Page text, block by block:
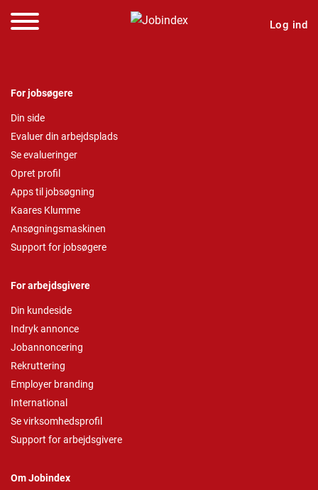
Log ind
For jobsøgere
Din side
Evaluer din arbejdsplads
Se evalueringer
Opret profil
Apps til jobsøgning
Kaares Klumme
Ansøgningsmaskinen
Support for jobsøgere
For arbejdsgivere
Din kundeside
Indryk annonce
Jobannoncering
Rekruttering
Employer branding
International
Se virksomhedsprofil
Support for arbejdsgivere
Om Jobindex